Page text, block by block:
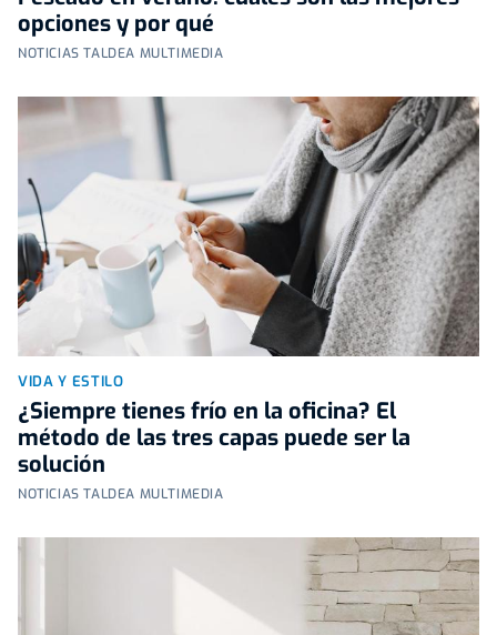
opciones y por qué
NOTICIAS TALDEA MULTIMEDIA
VIDA Y ESTILO
¿Siempre tienes frío en la oficina? El
método de las tres capas puede ser la
solución
NOTICIAS TALDEA MULTIMEDIA